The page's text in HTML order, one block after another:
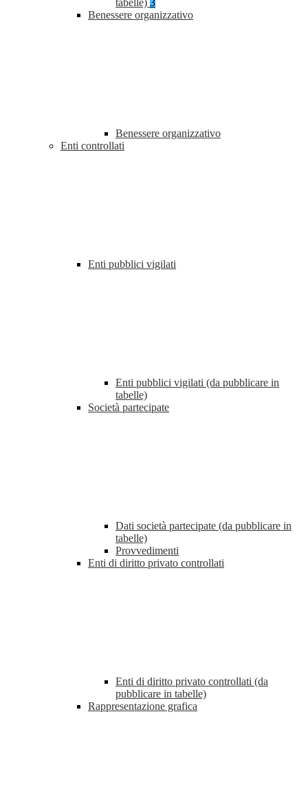
tabelle) 3
Benessere organizzativo
Benessere organizzativo
Enti controllati
Enti pubblici vigilati
Enti pubblici vigilati (da pubblicare in
tabelle)
Società partecipate
Dati società partecipate (da pubblicare in
tabelle)
Provvedimenti
Enti di diritto privato controllati
Enti di diritto privato controllati (da
pubblicare in tabelle)
Rappresentazione grafica